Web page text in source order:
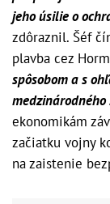
jeho úsilie o
zdôraznil. Šéf
plavba cez
spôsobom a s
medzinárodného
ekonomikám
začiatku vojny
na zaistenie